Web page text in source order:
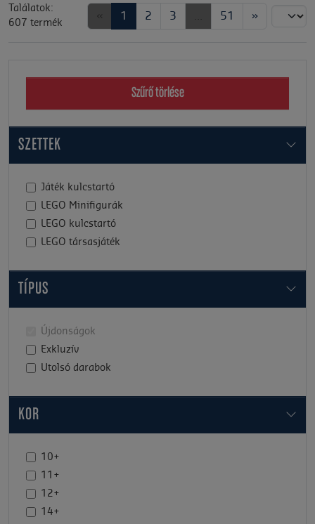
Találatok:
607 termék
1 2 3 51 »
Rendezés:
Szűrő törlése
SZETTEK
Játék kulcstartó
LEGO Minifigurák
LEGO kulcstartó
LEGO társasjáték
TÍPUS
Újdonságok
Exkluzív
Utolsó darabok
KOR
10+
11+
12+
14+